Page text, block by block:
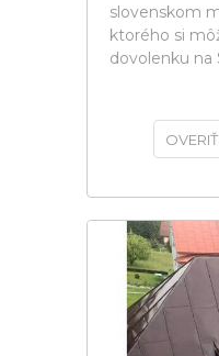
slovenskom
ktorého si
dovolenku na